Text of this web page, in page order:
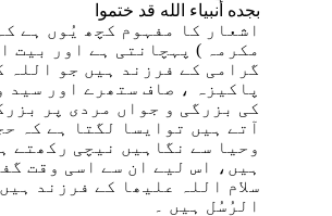
بجده أنبياء الله قد ختموا
اشعار کا مفہوم کچھ یُوں ہے
مکرمہ ) پہچانتی ہے اور بیت
گرامی کے فرزند ہیں جو اللہ
پاکیزہ ، صاف ستھرے اور
کی بزرگی و جواں مردی پر
آتے ہیں توایسا لگتا ہے کہ
وحیا سے نگاہیں نیچی رکھتے
ہیں، اس لیے ان سے اسی وقت
سلام اللہ علیھا کے فرزند
الرُسُل ہیں ۔